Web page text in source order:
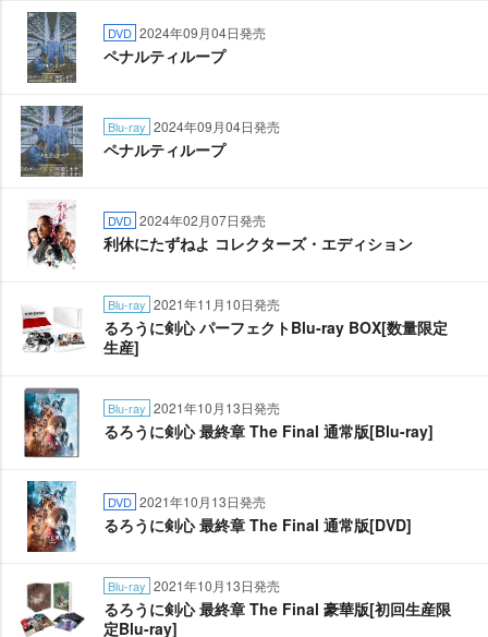
DVD 2024年09月04日発売
ペナルティループ
Blu-ray 2024年09月04日発売
ペナルティループ
DVD 2024年02月07日発売
利休にたずねよ コレクターズ・エディション
Blu-ray 2021年11月10日発売
るろうに剣心 パーフェクトBlu-ray BOX[数量限定
生産]
Blu-ray 2021年10月13日発売
るろうに剣心 最終章 The Final 通常版[Blu-ray]
DVD 2021年10月13日発売
るろうに剣心 最終章 The Final 通常版[DVD]
Blu-ray 2021年10月13日発売
るろうに剣心 最終章 The Final 豪華版[初回生産限
定Blu-ray]